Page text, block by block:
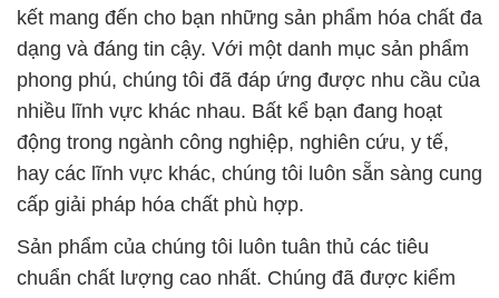
kết mang đến cho bạn những sản phẩm hóa chất đa
dạng và đáng tin cậy. Với một danh mục sản phẩm
phong phú, chúng tôi đã đáp ứng được nhu cầu của
nhiều lĩnh vực khác nhau. Bất kể bạn đang hoạt
động trong ngành công nghiệp, nghiên cứu, y tế,
hay các lĩnh vực khác, chúng tôi luôn sẵn sàng cung
cấp giải pháp hóa chất phù hợp.
Sản phẩm của chúng tôi luôn tuân thủ các tiêu
chuẩn chất lượng cao nhất. Chúng đã được kiểm